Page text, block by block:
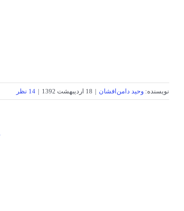
نویسنده: وحید دامن‌افشان | 18 اردیبهشت 1392 | 14 نظر